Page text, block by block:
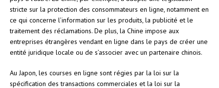
stricte sur la protection des consommateurs en ligne, notamment en
ce qui concerne l’information sur les produits, la publicité et le
traitement des réclamations. De plus, la Chine impose aux
entreprises étrangères vendant en ligne dans le pays de créer une
entité juridique locale ou de s’associer avec un partenaire chinois.
Au Japon, les courses en ligne sont régies par la loi sur la
spécification des transactions commerciales et la loi sur la